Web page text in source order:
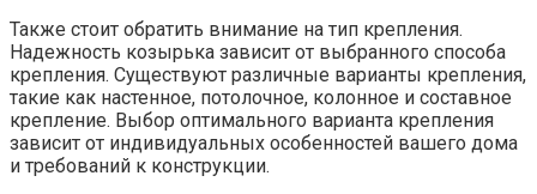
Также стоит обратить внимание на тип крепления.
Надежность козырька зависит от выбранного способа
крепления. Существуют различные варианты крепления,
такие как настенное, потолочное, колонное и составное
крепление. Выбор оптимального варианта крепления
зависит от индивидуальных особенностей вашего дома
и требований к конструкции.